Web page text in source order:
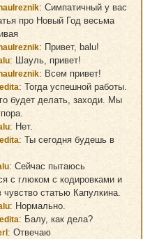
: Симпатичный у вас
про Новый Год весьма
: Привет, balu!
: Шауль, привет!
: Всем привет!
: Тогда успешной работы.
будет делать, заходи. Мы
: Нет.
: Ты сегодня будешь в
: Сейчас пытаюсь
с глюком с кодировками и
чувство статью Капулкина.
: Нормально.
: Балу, как дела?
: Отвечаю